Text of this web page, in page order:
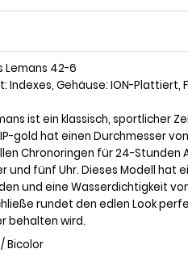
Lemans 42-6
Gehäuse: ION-Plattiert,
ist ein klassisch, sportlicher
gold hat einen Durchmesser
Chronoringen für 24-Stunden
und fünf Uhr. Dieses Modell hat
und eine Wasserdichtigkeit von
rundet den edlen Look
behalten wird.
Bicolor